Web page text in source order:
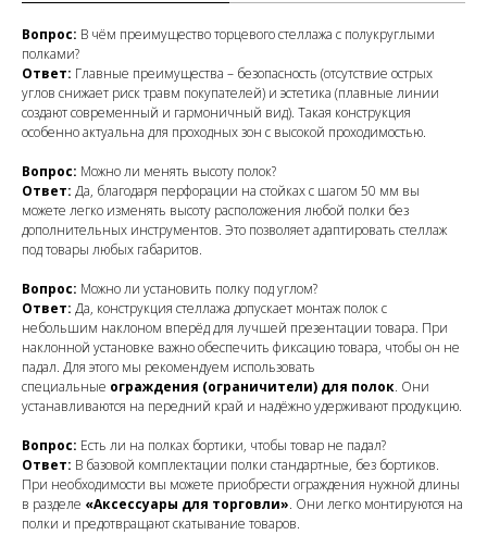
Вопрос: В чём преимущество торцевого стеллажа с полукруглыми
полками?
Ответ: Главные преимущества – безопасность (отсутствие острых
углов снижает риск травм покупателей) и эстетика (плавные линии
создают современный и гармоничный вид). Такая конструкция
особенно актуальна для проходных зон с высокой проходимостью.
Вопрос: Можно ли менять высоту полок?
Ответ: Да, благодаря перфорации на стойках с шагом 50 мм вы
можете легко изменять высоту расположения любой полки без
дополнительных инструментов. Это позволяет адаптировать стеллаж
под товары любых габаритов.
Вопрос: Можно ли установить полку под углом?
Ответ: Да, конструкция стеллажа допускает монтаж полок с
небольшим наклоном вперёд для лучшей презентации товара. При
наклонной установке важно обеспечить фиксацию товара, чтобы он не
падал. Для этого мы рекомендуем использовать
специальные ограждения (ограничители) для полок. Они
устанавливаются на передний край и надёжно удерживают продукцию.
Вопрос: Есть ли на полках бортики, чтобы товар не падал?
Ответ: В базовой комплектации полки стандартные, без бортиков.
При необходимости вы можете приобрести ограждения нужной длины
в разделе «Аксессуары для торговли». Они легко монтируются на
полки и предотвращают скатывание товаров.